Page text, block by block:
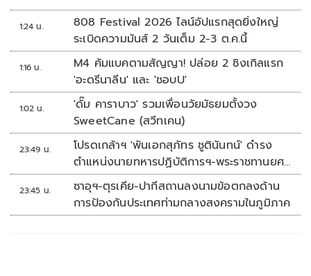
1:24 น.
808 Festival 2026 ไลน์อัปแรกสุดยิ่งใหญ่
ระเบิดความมันส์ 2 วันเต็ม 2-3 ต.ค.นี้
1:16 น.
M4 คัมแบคตามสัญญา! ปล่อย 2 ซิงเกิลแรก
'อะดรีนาลีน' และ 'ชอบU'
1:02 น.
'ดั๊ม คาราบาว' รวมเพื่อนวัยมัธยมตั้งวง
SweetCane (สวีทเคน)
23:49 น.
โปรดเกล้าฯ 'พันเอกสุภัทร ชูตินันทน์' ดำรง
ตำแหน่งนายทหารปฏิบัติการฯ-พระราชทานยศ
'พลตรี'
23:45 น.
ซาอุฯ-ตุรเคีย-ปากีสถานลงนามข้อตกลงด้าน
การป้องกันประเทศท่ามกลางสงครามในภูมิภาค